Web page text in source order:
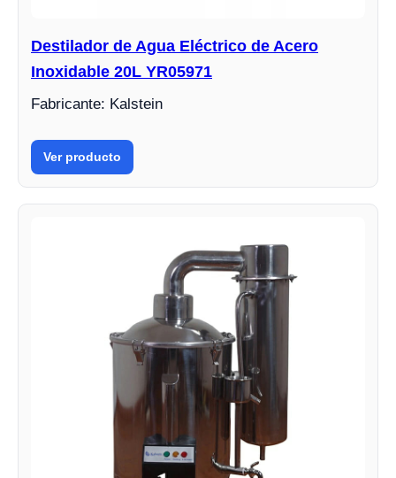
Destilador de Agua Eléctrico de Acero
Inoxidable 20L YR05971
Fabricante: Kalstein
Ver producto